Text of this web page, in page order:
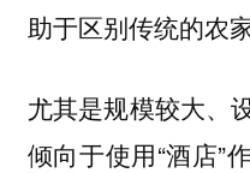
助于区别传统的农
尤其是规模较大、
倾向于使用“酒店”